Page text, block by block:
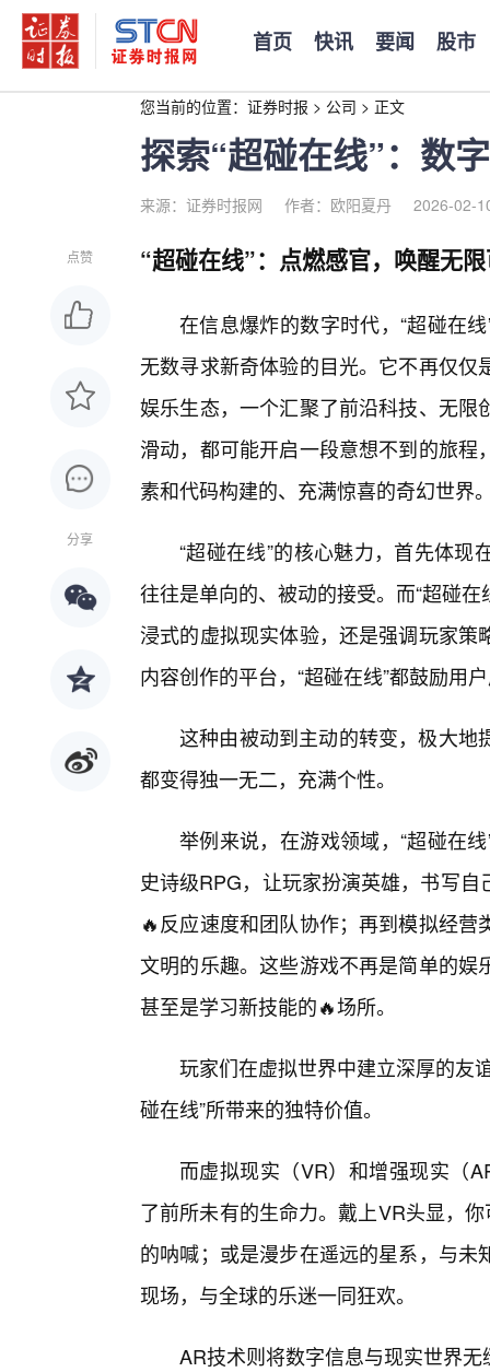
首页 快讯 要闻 股市
您当前的位置： 证券时报 > 公司 > 正文
探索“超碰在线”：数
来源：证券时报网 作者：欧阳夏丹 2026-02-
点赞
分享
“超碰在线”：点燃感官，唤醒无
在信息爆炸的数字时代，“超碰在
无数寻求新奇体验的目光。它不再仅
娱乐生态，一个汇聚了前沿科技、无
滑动，都可能开启一段意想不到的旅
素和代码构建的、充满惊喜的奇幻世界
“超碰在线”的核心魅力，首先体
往往是单向的、被动的接受。而“超碰
浸式的虚拟现实体验，还是强调玩家
内容创作的平台，“超碰在线”都鼓励用
这种由被动到主动的转变，极大地
都变得独一无二，充满个性。
举例来说，在游戏领域，“超碰在
史诗级RPG，让玩家扮演英雄，书写
🔥反应速度和团队协作；再到模拟经
文明的乐趣。这些游戏不再是简单的
甚至是学习新技能的🔥场所。
玩家们在虚拟世界中建立深厚的友
碰在线”所带来的独特价值。
而虚拟现实（VR）和增强现实（
了前所未有的生命力。戴上VR头显，
的呐喊；或是漫步在遥远的星系，与
现场，与全球的乐迷一同狂欢。
AR技术则将数字信息与现实世界